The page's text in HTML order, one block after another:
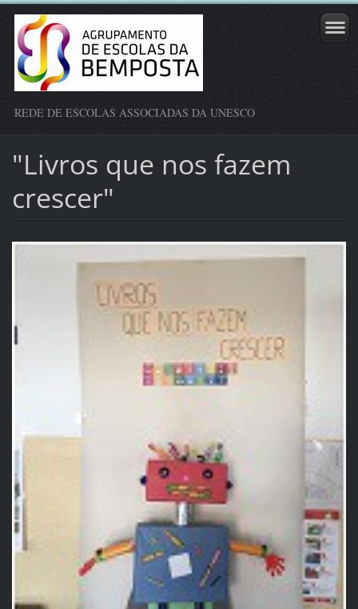
REDE DE ESCOLAS ASSOCIADAS DA UNESCO
"Livros que nos fazem
crescer"